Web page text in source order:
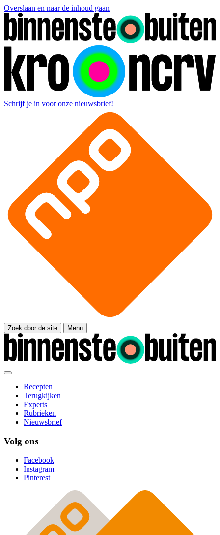
Overslaan en naar de inhoud gaan
Schrijf je in voor onze nieuwsbrief!
Zoek door de site Menu
Recepten
Terugkijken
Experts
Rubrieken
Nieuwsbrief
Volg ons
Facebook
Instagram
Pinterest